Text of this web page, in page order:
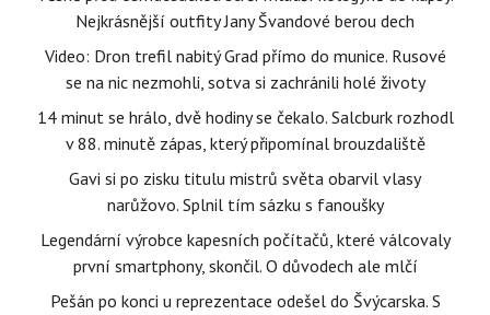
Nejkrásnější outfity Jany Švandové berou dech
Video: Dron trefil nabitý Grad přímo do munice. Rusové
se na nic nezmohli, sotva si zachránili holé životy
14 minut se hrálo, dvě hodiny se čekalo. Salcburk rozhodl
v 88. minutě zápas, který připomínal brouzdaliště
Gavi si po zisku titulu mistrů světa obarvil vlasy
narůžovo. Splnil tím sázku s fanoušky
Legendární výrobce kapesních počítačů, které válcovaly
první smartphony, skončil. O důvodech ale mlčí
Pešán po konci u reprezentace odešel do Švýcarska. S